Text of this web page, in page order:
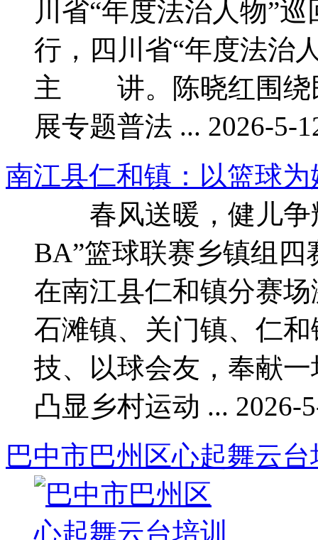
川省“年度法治人物”
行，四川省“年度法治
主 讲。陈晓红围绕
展专题普法 ... 2026-5-
南江县仁和镇：以篮球
春风送暖，健儿争
BA”篮球联赛乡镇组
在南江县仁和镇分赛
石滩镇、关门镇、仁
技、以球会友，奉献
凸显乡村运动 ... 2026-
巴中市巴州区心起舞云